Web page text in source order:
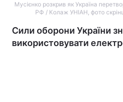
Мусієнко розкрив як Україна
РФ / Колаж УНІАН, фото
Сили оборони України
використовувати